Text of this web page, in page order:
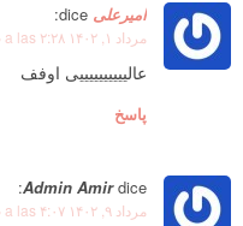
امیرعلی dice:
مرداد ۱, ۱۴۰۲ a las ۲:۲۸ ب.ظ
عالییییییییییی اوفف
پاسخ
Admin Amir dice:
مرداد ۹, ۱۴۰۲ a las ۴:۰۷ ب.ظ